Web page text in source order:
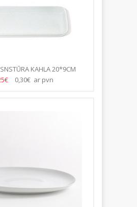
KAHLA 20*9CM
0,30€ ar pvn